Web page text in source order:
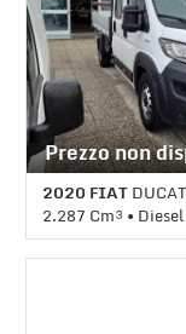
Prezzo non
2020 FIATDUCATO
2.287 Cm³ • Diesel
125.200 Km •